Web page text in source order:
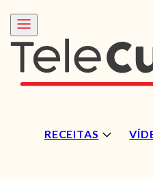
RECEITAS